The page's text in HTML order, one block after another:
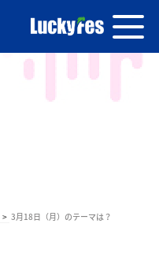
3月18日（月）のテーマは？